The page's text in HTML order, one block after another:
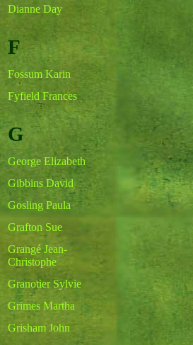
Dianne Day
F
Fossum Karin
Fyfield Frances
G
George Elizabeth
Gibbins David
Gosling Paula
Grafton Sue
Grangé Jean-
Christophe
Granotier Sylvie
Grimes Martha
Grisham John